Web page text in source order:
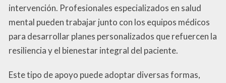
intervención. Profesionales especializados en salud
mental pueden trabajar junto con los equipos médicos
para desarrollar planes personalizados que refuercen la
resiliencia y el bienestar integral del paciente.
Este tipo de apoyo puede adoptar diversas formas,